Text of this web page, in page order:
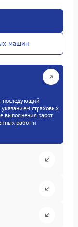
машин
последующий
указанием страховых
выполнения работ
работ и